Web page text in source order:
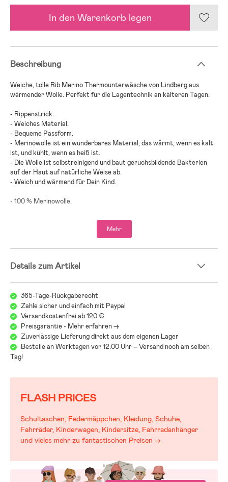
In den Warenkorb legen
Beschreibung
Weiche, tolle Rib Merino Thermounterwäsche von Lindberg aus
wärmender Wolle. Perfekt für die Lagentechnik an kälteren Tagen.
- Rippenstrick.
- Weiches Material.
- Bequeme Passform.
- Merinowolle ist ein wunderbares Material, das wärmt, wenn es kalt
ist, und kühlt, wenn es heiß ist.
- Die Wolle ist selbstreinigend und baut geruchsbildende Bakterien
auf der Haut auf natürliche Weise ab.
- Weich und wärmend für Dein Kind.
- 100 % Merinowolle.
Mehr
Details zum Artikel
365-Tage-Rückgaberecht
Zahle sicher und einfach mit Paypal
Versandkostenfrei ab 120 €
Preisgarantie - Mehr erfahren ->
Zuverlässige Lieferung direkt aus dem eigenen Lager
Bestelle an Werktagen vor 12:00 Uhr – Versand noch am selben
Tag!
FLASH PRICES
Schultaschen, Federmäppchen, Kleidung, Schuhe,
Fahrräder, Kinderwagen, Kindersitze, Fahrradanhänger
und vieles mehr zu fantastischen Preisen →